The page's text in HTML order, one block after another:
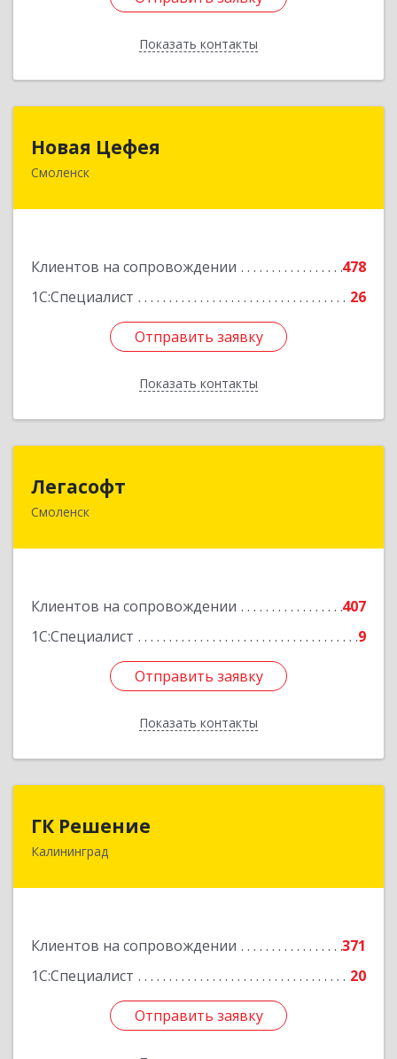
Показать контакты
Назад
Новая Цефея
Смоленск
Клиентов на сопровождении
478
1С:Специалист
26
Отправить заявку
Показать контакты
214018, Смоленская обл, Смоленск г, Раевского
Отправить заявку
Назад
Легасофт
Смоленск
Клиентов на сопровождении
407
1С:Специалист
9
Отправить заявку
Показать контакты
214018, Смоленская обл, Смоленск г, Ново-
Отправить заявку
Назад
ГК Решение
Калининград
Клиентов на сопровождении
371
1С:Специалист
20
Отправить заявку
236038, Калининградская обл, Калининград г,
Отправить заявку